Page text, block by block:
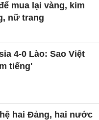
mua lại vàng, kim
nữ trang
4-0 Lào: Sao Việt
tiếng'
hai Đảng, hai nước